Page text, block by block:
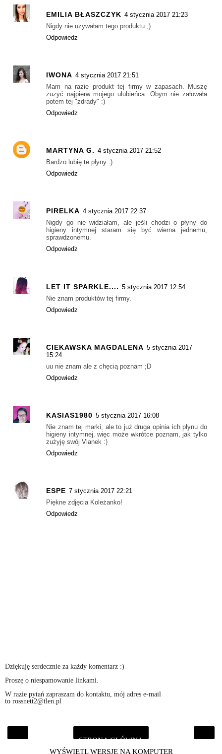
EMILIA BŁASZCZYK 4 stycznia 2017 21:23
Nigdy nie używałam tego produktu ;)
Odpowiedz
IWONA 4 stycznia 2017 21:51
Mam na razie produkt tej firmy w zapasach. Muszę
zużyć najpierw mojego ulubieńca. Obym nie żałowała
potem tej "zdrady" :)
Odpowiedz
MARTYNA G. 4 stycznia 2017 21:52
Bardzo lubię te płyny :)
Odpowiedz
PIRELKA 4 stycznia 2017 22:37
Nigdy go nie widziałam, ale jeśli chodzi o płyny do
higieny intymnej staram się być wierna jednemu,
sprawdzonemu.
Odpowiedz
LET IT SPARKLE.... 5 stycznia 2017 12:54
Nie znam produktów tej firmy.
Odpowiedz
CIEKAWSKA MAGDALENA 5 stycznia 2017
15:24
uu nie znam ale z chęcią poznam ;D
Odpowiedz
KASIAS1980 5 stycznia 2017 16:08
Nie znam tej marki, ale to już druga opinia ich płynu do
higieny intymnej, więc może wkrótce poznam, jak tylko
zużyję swój Vianek :)
Odpowiedz
ESPE 7 stycznia 2017 22:21
Piękne zdjęcia Koleżanko!
Odpowiedz
Dziękuję serdecznie za każdy komentarz :)
Proszę o niespamowanie linkami.
W razie pytań zapraszam do kontaktu, mój adres e-mail
to rossnett2@tlen.pl
STRONA GŁÓWNA
WYŚWIETL WERSJĘ NA KOMPUTER